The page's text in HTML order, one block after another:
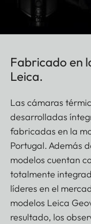
Fabricado en
Leica.
Las cámaras
desarrolladas
fabricadas en la
Portugal. Además
modelos cuentan
totalmente
líderes en el
modelos Leica
resultado, los